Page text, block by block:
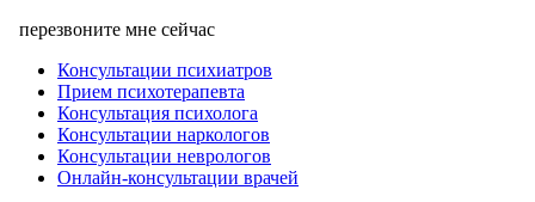
перезвоните мне сейчас
Консультации психиатров
Прием психотерапевта
Консультация психолога
Консультации наркологов
Консультации неврологов
Онлайн-консультации врачей